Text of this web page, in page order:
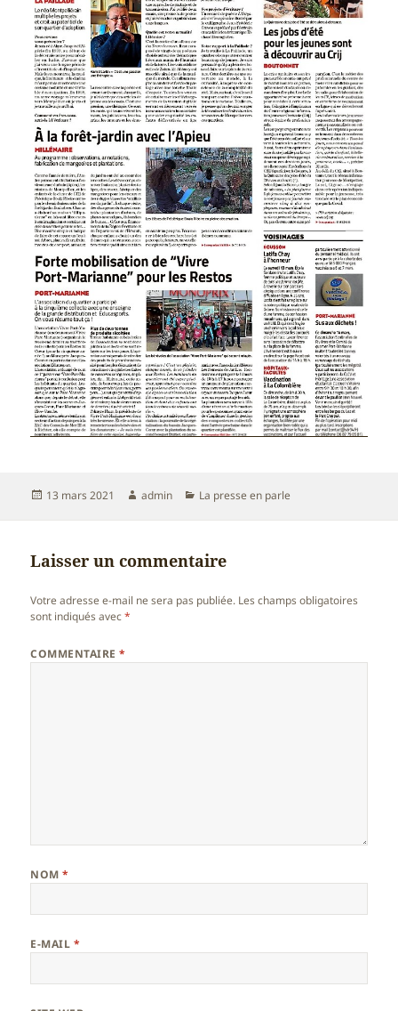
Publié
13 mars 2021 Auteur
admin Catégories
La presse en parle
Laisser un commentaire
Votre adresse e-mail ne sera pas publiée. Les champs obligatoires
sont indiqués avec*
COMMENTAIRE*
NOM*
E-MAIL *